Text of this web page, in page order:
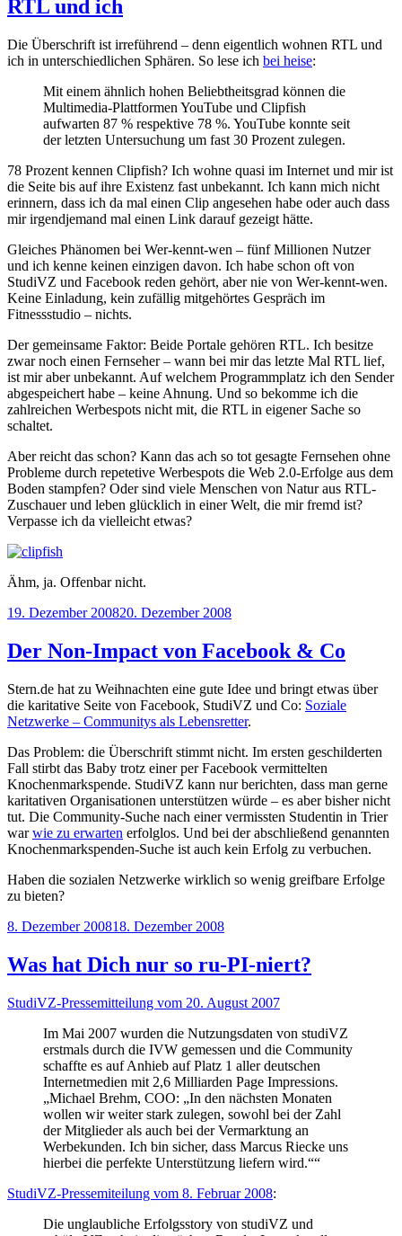
RTL und ich
Die Überschrift ist irreführend – denn eigentlich wohnen RTL und
ich in unterschiedlichen Sphären. So lese ich bei heise:
Mit einem ähnlich hohen Beliebtheitsgrad können die
Multimedia-Plattformen YouTube und Clipfish
aufwarten 87 % respektive 78 %. YouTube konnte seit
der letzten Untersuchung um fast 30 Prozent zulegen.
78 Prozent kennen Clipfish? Ich wohne quasi im Internet und mir ist
die Seite bis auf ihre Existenz fast unbekannt. Ich kann mich nicht
erinnern, dass ich da mal einen Clip angesehen habe oder auch dass
mir irgendjemand mal einen Link darauf gezeigt hätte.
Gleiches Phänomen bei Wer-kennt-wen – fünf Millionen Nutzer
und ich kenne keinen einzigen davon. Ich habe schon oft von
StudiVZ und Facebook reden gehört, aber nie von Wer-kennt-wen.
Keine Einladung, kein zufällig mitgehörtes Gespräch im
Fitnessstudio – nichts.
Der gemeinsame Faktor: Beide Portale gehören RTL. Ich besitze
zwar noch einen Fernseher – wann bei mir das letzte Mal RTL lief,
ist mir aber unbekannt. Auf welchem Programmplatz ich den Sender
abgespeichert habe – keine Ahnung. Und so bekomme ich die
zahlreichen Werbespots nicht mit, die RTL in eigener Sache so
schaltet.
Aber reicht das schon? Kann das ach so tot gesagte Fernsehen ohne
Probleme durch repetetive Werbespots die Web 2.0-Erfolge aus dem
Boden stampfen? Oder sind viele Menschen von Natur aus RTL-
Zuschauer und leben glücklich in einer Welt, die mir fremd ist?
Verpasse ich da vielleicht etwas?
Ähm, ja. Offenbar nicht.
Veröffentlicht
19. Dezember 200820. Dezember 2008
Der Non-Impact von Facebook & Co
Stern.de hat zu Weihnachten eine gute Idee und bringt etwas über
die karitative Seite von Facebook, StudiVZ und Co: Soziale
Netzwerke – Communitys als Lebensretter.
Das Problem: die Überschrift stimmt nicht. Im ersten geschilderten
Fall stirbt das Baby trotz einer per Facebook vermittelten
Knochenmarkspende. StudiVZ kann nur berichten, dass man gerne
karitativen Organisationen unterstützen würde – es aber bisher nicht
tut. Die Community-Suche nach einer vermissten Studentin in Trier
warwie zu erwarten erfolglos. Und bei der abschließend genannten
Knochenmarkspenden-Suche ist auch kein Erfolg zu verbuchen.
Haben die sozialen Netzwerke wirklich so wenig greifbare Erfolge
zu bieten?
Veröffentlicht
8. Dezember 200818. Dezember 2008
Was hat Dich nur so ru-PI-niert?
StudiVZ-Pressemitteilung vom 20. August 2007
Im Mai 2007 wurden die Nutzungsdaten von studiVZ
erstmals durch die IVW gemessen und die Community
schaffte es auf Anhieb auf Platz 1 aller deutschen
Internetmedien mit 2,6 Milliarden Page Impressions.
„Michael Brehm, COO: „In den nächsten Monaten
wollen wir weiter stark zulegen, sowohl bei der Zahl
der Mitglieder als auch bei der Vermarktung an
Werbekunden. Ich bin sicher, dass Marcus Riecke uns
hierbei die perfekte Unterstützung liefern wird.““
StudiVZ-Pressemiteilung vom 8. Februar 2008:
Die unglaubliche Erfolgsstory von studiVZ und